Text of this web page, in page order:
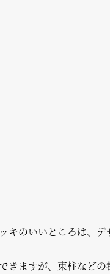
キのいいところは、
きますが、束柱などの